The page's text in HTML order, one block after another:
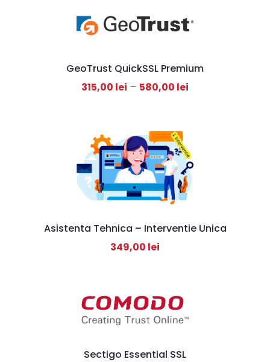
GeoTrust QuickSSL Premium
315,00 lei – 580,00 lei
Asistenta Tehnica – Interventie Unica
349,00 lei
Sectigo Essential SSL